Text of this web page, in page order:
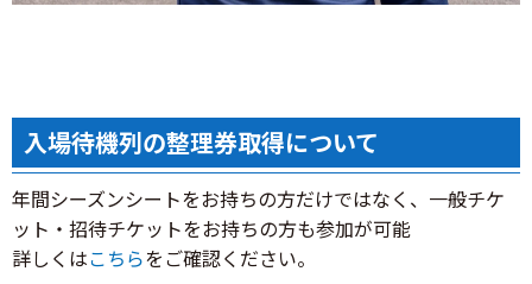
入場待機列の整理券取得について
年間シーズンシートをお持ちの方だけではなく、一般チケ
ット・招待チケットをお持ちの方も参加が可能
詳しくはこちらをご確認ください。